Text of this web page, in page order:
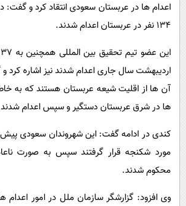
اعدام ها در عربستان سعودی انتقاد کرد و گفت:
134 نفر در عربستان اعدام شدند.
اردیبهشت سال جاری اعدام شدند نیز اشاره کرد
آن ها از اقلیت شیعه عربستان هستند که به
ها در شرق عربستان دستگیر و سپس اعدام
کندی در ادامه گفت: این شهروندان سعودی پیش
مورد شکنجه قرار گرفتند سپس به صورت
محکوم شدند.
وی افزود: گزارشگر سازمان ملل در امور اعدام